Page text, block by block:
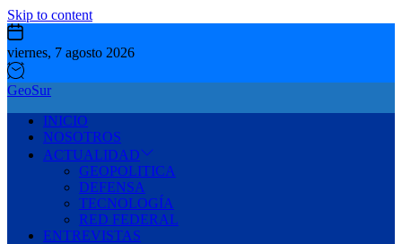
Skip to content
viernes, 7 agosto 2026
GeoSur
INICIO
NOSOTROS
ACTUALIDAD
GEOPOLITICA
DEFENSA
TECNOLOGÍA
RED FEDERAL
ENTREVISTAS